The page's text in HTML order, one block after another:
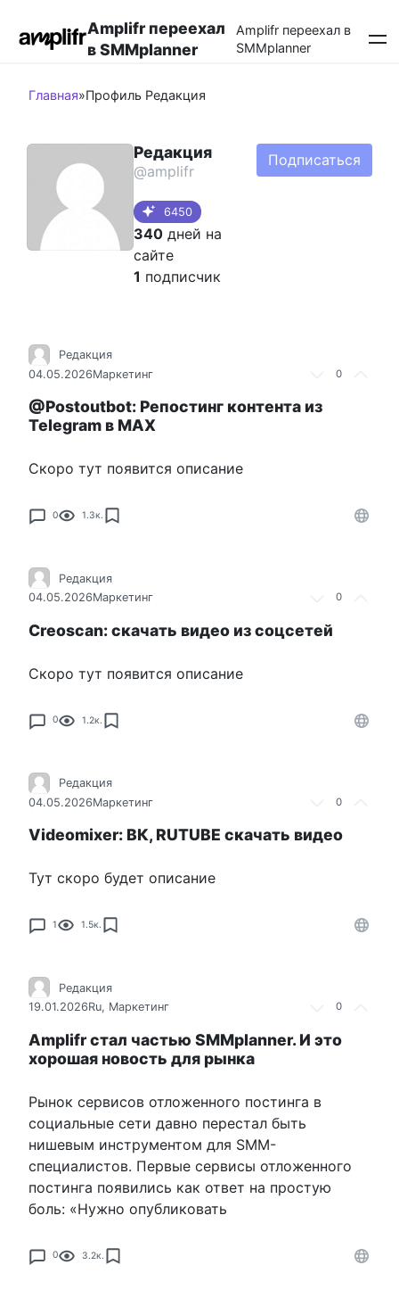
контенту
Amplifr переехал
в SMMplanner
Amplifr переехал в
SMMplanner
Главная»Профиль Редакция
Редакция
@amplifr
6450
340 дней на
сайте
1 подписчик
Подписаться
0
Редакция
04.05.2026Маркетинг
@Postoutbot: Репостинг контента из
Telegram в MAX
Скоро тут появится описание
0 1.3к.
0
Редакция
04.05.2026Маркетинг
Creoscan: скачать видео из соцсетей
Скоро тут появится описание
0 1.2к.
0
Редакция
04.05.2026Маркетинг
Videomixer: ВК, RUTUBE скачать видео
Тут скоро будет описание
1 1.5к.
0
Редакция
19.01.2026Ru, Маркетинг
Amplifr стал частью SMMplanner. И это
хорошая новость для рынка
Рынок сервисов отложенного постинга в
социальные сети давно перестал быть
нишевым инструментом для SMM-
специалистов. Первые сервисы отложенного
постинга появились как ответ на простую
боль: «Нужно опубликовать
0 3.2к.